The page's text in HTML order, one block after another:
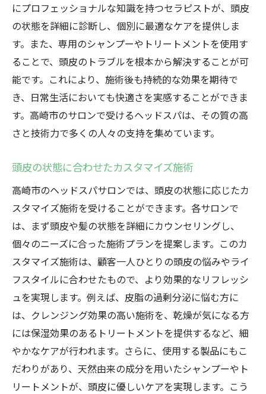
にプロフェッショナルな知識を持つセラピストが、頭皮
の状態を詳細に診断し、個別に最適なケアを提供しま
す。また、専用のシャンプーやトリートメントを使用す
ることで、頭皮のトラブルを根本から解決することが可
能です。これにより、施術後も持続的な効果を期待で
き、日常生活においても快適さを実感することができま
す。高崎市のサロンで受けるヘッドスパは、その質の高
さと技術力で多くの人々の支持を集めています。
頭皮の状態に合わせたカスタマイズ施術
高崎市のヘッドスパサロンでは、頭皮の状態に応じたカ
スタマイズ施術を受けることができます。各サロンで
は、まず頭皮や髪の状態を詳細にカウンセリングし、
個々のニーズに合った施術プランを提案します。このカ
スタマイズ施術は、顧客一人ひとりの頭皮の悩みやライ
フスタイルに合わせたもので、より効果的なリフレッシ
ュを実現します。例えば、皮脂の過剰分泌に悩む方に
は、クレンジング効果の高い施術を、乾燥が気になる方
には保湿効果のあるトリートメントを提供するなど、細
やかなケアが行われます。さらに、使用する製品にもこ
だわりがあり、天然由来の成分を用いたシャンプーやト
リートメントが、頭皮に優しいケアを実現します。こう